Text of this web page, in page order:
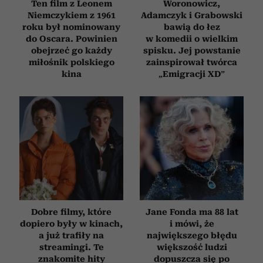
Ten film z Leonem
Niemczykiem z 1961
roku był nominowany
do Oscara. Powinien
obejrzeć go każdy
miłośnik polskiego
kina
Woronowicz,
Adamczyk i Grabowski
bawią do łez
w komedii o wielkim
spisku. Jej powstanie
zainspirował twórca
„Emigracji XD”
Dobre filmy, które
dopiero były w kinach,
a już trafiły na
streamingi. Te
znakomite hity
Jane Fonda ma 88 lat
i mówi, że
największego błędu
większość ludzi
dopuszcza się po